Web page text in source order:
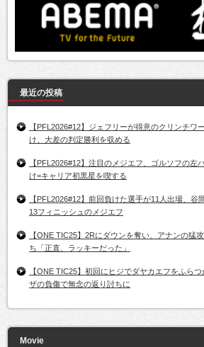
最近の投稿
【PFL2026#12】ジェフリーが得意のクリンチワ
け、大差の判定勝利を収める
【PFL2026#12】注目のメジエフ、ゴルソフの左
け=キャリア初黒星を喫する
【PFL2026#12】前回負けた選手が11人出場、谷
13フィニッシュのメジエフ
【ONE TIC25】2Rにダウンを奪い、アナンの猛
ち「正直、ラッキーだった」
【ONE TIC25】初回にヒジでダヤカエフをふら
ザの負傷で無念の返り討ちに
Movie